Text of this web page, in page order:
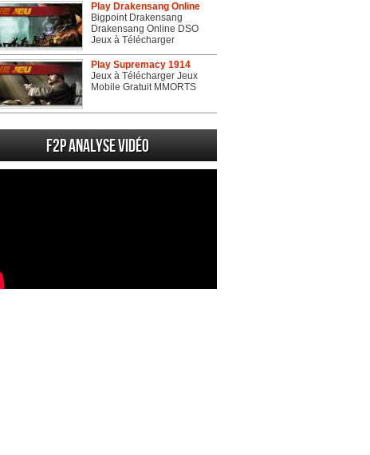
Play Drakensang Online
Bigpoint Drakensang
Drakensang Online DSO
Jeux à Télécharger
Play Supremacy 1914
Jeux à Télécharger Jeux
Mobile Gratuit MMORTS
F2P Analyse vidéo